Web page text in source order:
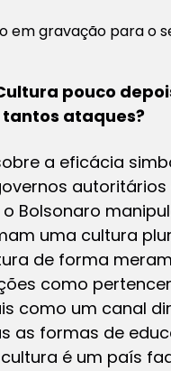
em gravação para o
pouco
tantos ataques?
a eficácia
Bolsonaro
uma cultura
de forma
como
como um canal
as formas de
é um país